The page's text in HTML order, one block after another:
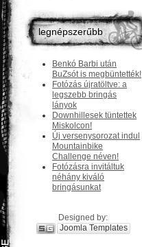
legnépszerűbb
Benkó Barbi után
BuZsót is megbüntették!
Fotózás újratöltve: a
legszebb bringás
lányok
Downhillesek tüntettek
Miskolcon!
Új versenysorozat indul
Mountainbike
Challenge néven!
Fotózásra invitáltuk
néhány kiváló
bringásunkat
Designed by:
Joomla Templates